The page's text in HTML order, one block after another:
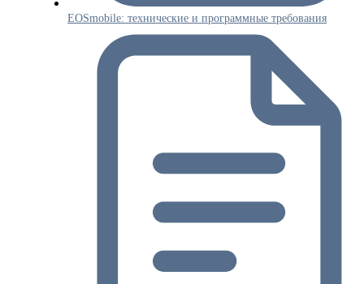
EOSmobile: технические и программные требования